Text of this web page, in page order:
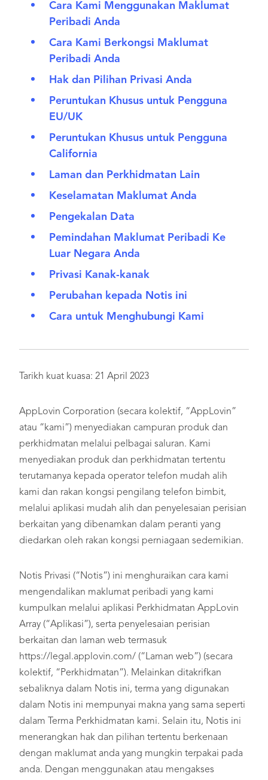
Cara Kami Menggunakan Maklumat
Peribadi Anda
Cara Kami Berkongsi Maklumat
Peribadi Anda
Hak dan Pilihan Privasi Anda
Peruntukan Khusus untuk Pengguna
EU/UK
Peruntukan Khusus untuk Pengguna
California
Laman dan Perkhidmatan Lain
Keselamatan Maklumat Anda
Pengekalan Data
Pemindahan Maklumat Peribadi Ke
Luar Negara Anda
Privasi Kanak-kanak
Perubahan kepada Notis ini
Cara untuk Menghubungi Kami
Tarikh kuat kuasa: 21 April 2023
AppLovin Corporation (secara kolektif, “AppLovin”
atau “kami”) menyediakan campuran produk dan
perkhidmatan melalui pelbagai saluran. Kami
menyediakan produk dan perkhidmatan tertentu
terutamanya kepada operator telefon mudah alih
kami dan rakan kongsi pengilang telefon bimbit,
melalui aplikasi mudah alih dan penyelesaian perisian
berkaitan yang dibenamkan dalam peranti yang
diedarkan oleh rakan kongsi perniagaan sedemikian.
Notis Privasi (“Notis”) ini menghuraikan cara kami
mengendalikan maklumat peribadi yang kami
kumpulkan melalui aplikasi Perkhidmatan AppLovin
Array (“Aplikasi”), serta penyelesaian perisian
berkaitan dan laman web termasuk
https://legal.applovin.com/ (“Laman web”) (secara
kolektif, “Perkhidmatan”). Melainkan ditakrifkan
sebaliknya dalam Notis ini, terma yang digunakan
dalam Notis ini mempunyai makna yang sama seperti
dalam Terma Perkhidmatan kami. Selain itu, Notis ini
menerangkan hak dan pilihan tertentu berkenaan
dengan maklumat anda yang mungkin terpakai pada
anda. Dengan menggunakan atau mengakses